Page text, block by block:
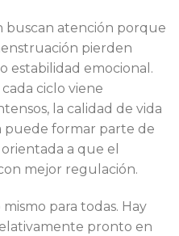
buscan atención porque
pierden
estabilidad emocional.
ciclo viene
la calidad de vida
puede formar parte de
a que el
mejor regulación.
para todas. Hay
pronto en